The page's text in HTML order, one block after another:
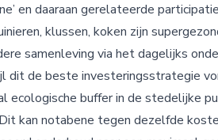
en daaraan gerelateerde
klussen, koken zijn
samenleving via het dagelijks
dit de beste investeringsstrategie
ecologische buffer in de stedelijke
kan notabene tegen dezelfde